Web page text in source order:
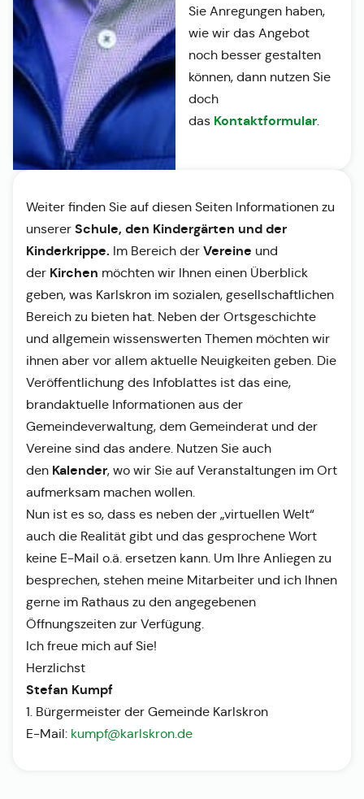
Sie Anregungen haben,
wie wir das Angebot
noch besser gestalten
können, dann nutzen Sie
doch
das Kontaktformular.
Weiter finden Sie auf diesen Seiten Informationen zu
unserer Schule, den Kindergärten und der
Kinderkrippe. Im Bereich der Vereine und
der Kirchen möchten wir Ihnen einen Überblick
geben, was Karlskron im sozialen, gesellschaftlichen
Bereich zu bieten hat. Neben der Ortsgeschichte
und allgemein wissenswerten Themen möchten wir
ihnen aber vor allem aktuelle Neuigkeiten geben. Die
Veröffentlichung des Infoblattes ist das eine,
brandaktuelle Informationen aus der
Gemeindeverwaltung, dem Gemeinderat und der
Vereine sind das andere. Nutzen Sie auch
den Kalender, wo wir Sie auf Veranstaltungen im Ort
aufmerksam machen wollen.
Nun ist es so, dass es neben der „virtuellen Welt“
auch die Realität gibt und das gesprochene Wort
keine E-Mail o.ä. ersetzen kann. Um Ihre Anliegen zu
besprechen, stehen meine Mitarbeiter und ich Ihnen
gerne im Rathaus zu den angegebenen
Öffnungszeiten zur Verfügung.
Ich freue mich auf Sie!
Herzlichst
Stefan Kumpf
1. Bürgermeister der Gemeinde Karlskron
E-Mail: kumpf@karlskron.de